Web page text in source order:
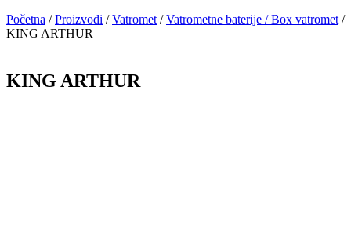
Početna / Proizvodi / Vatromet / Vatrometne baterije / Box vatromet /
KING ARTHUR
KING ARTHUR